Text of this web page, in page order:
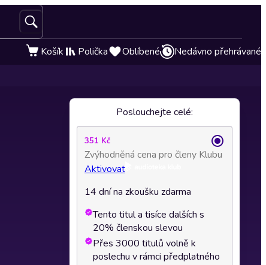
Košík Polička Oblíbené Nedávno přehrávané
Poslouchejte celé:
351 Kč
Zvýhodněná cena pro členy Klubu
Aktivovat
14 dní na zkoušku zdarma
Tento titul a tisíce dalších s
20% členskou slevou
Přes 3000 titulů volně k
poslechu v rámci předplatného